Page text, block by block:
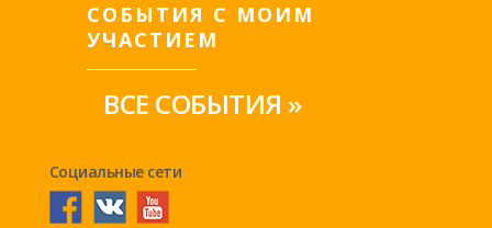
СОБЫТИЯ С МОИМ
УЧАСТИЕМ
ВСЕ СОБЫТИЯ »
Социальные сети